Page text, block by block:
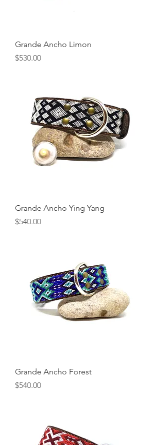
Grande Ancho Limon
Precio
$530.00
Grande Ancho Ying Yang
Precio
$540.00
Grande Ancho Forest
Precio
$540.00